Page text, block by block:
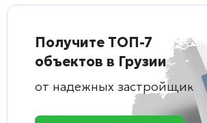
Получите ТОП-7
объектов в Грузии
от надежных застройщиков